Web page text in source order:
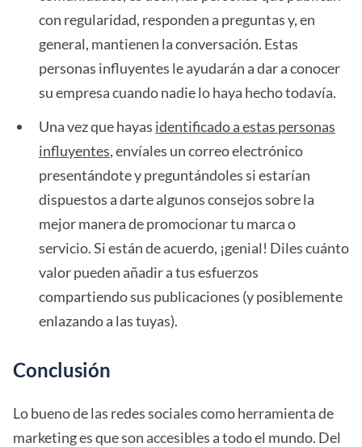
con regularidad, responden a preguntas y, en
general, mantienen la conversación. Estas
personas influyentes le ayudarán a dar a conocer
su empresa cuando nadie lo haya hecho todavía.
Una vez que hayas identificado a estas personas
influyentes, envíales un correo electrónico
presentándote y preguntándoles si estarían
dispuestos a darte algunos consejos sobre la
mejor manera de promocionar tu marca o
servicio. Si están de acuerdo, ¡genial! Diles cuánto
valor pueden añadir a tus esfuerzos
compartiendo sus publicaciones (y posiblemente
enlazando a las tuyas).
Conclusión
Lo bueno de las redes sociales como herramienta de
marketing es que son accesibles a todo el mundo. Del